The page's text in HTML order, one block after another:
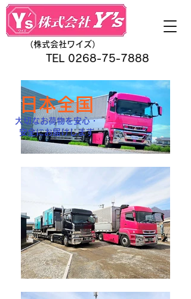
（株式会社ワイズ）
TEL 0268-75-7888
日本全国
大切なお荷物を安心・
安全にお届けします